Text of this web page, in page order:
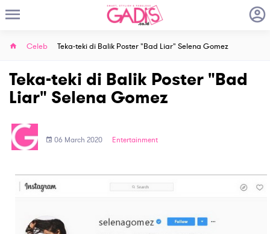
Celeb Teka-teki di Balik Poster "Bad Liar" Selena Gomez
Teka-teki di Balik Poster "Bad
Liar" Selena Gomez
06 March 2020 Entertainment